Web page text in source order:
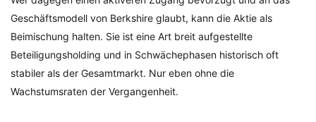
Geschäftsmodell von Berkshire glaubt, kann die Aktie als
Beimischung halten. Sie ist eine Art breit aufgestellte
Beteiligungsholding und in Schwächephasen historisch oft
stabiler als der Gesamtmarkt. Nur eben ohne die
Wachstumsraten der Vergangenheit.